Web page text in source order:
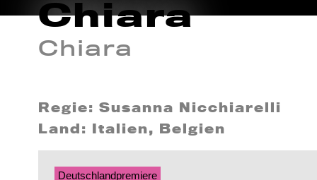
Chiara
Chiara
Regie: Susanna Nicchiarelli
Land: Italien, Belgien
Deutschlandpremiere